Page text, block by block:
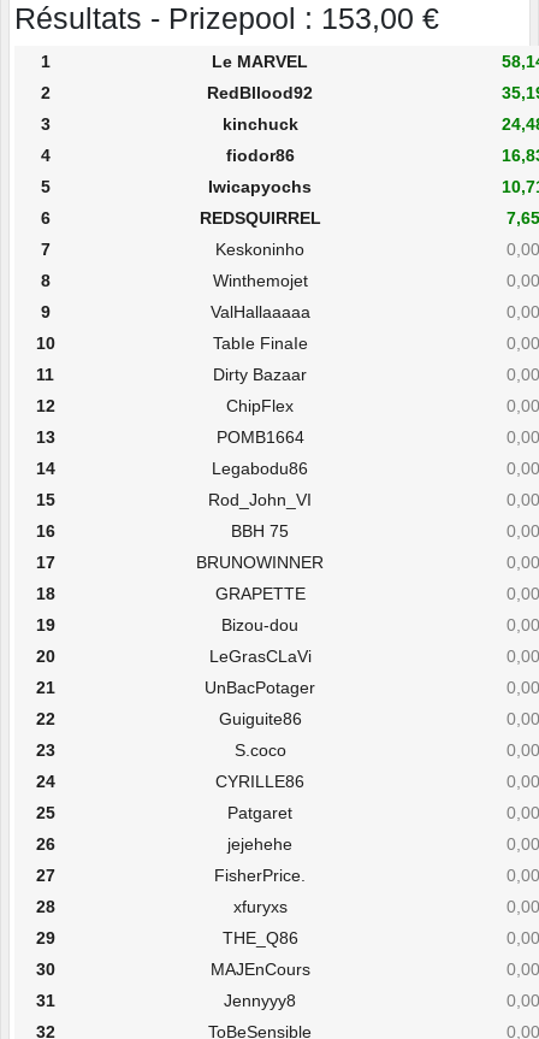
Résultats - Prizepool : 153,00 €
1 Le MARVEL
2
RedBllood92
3
kinchuck
4
fiodor86
5
Iwicapyochs
6
REDSQUIRREL
7
Keskoninho
8
Winthemojet
9
ValHallaaaaa
10
TabIe FinaIe
11
Dirty Bazaar
12
ChipFlex
13
POMB1664
14
Legabodu86
15
Rod_John_VI
16
BBH 75
17
BRUNOWINNER
18
GRAPETTE
19
Bizou-dou
20
LeGrasCLaVi
21
UnBacPotager
22
Guiguite86
23
S.coco
24
CYRILLE86
25
Patgaret
26
jejehehe
27
FisherPrice.
28
xfuryxs
29
THE_Q86
30
MAJEnCours
31
Jennyyy8
32
ToBeSensible